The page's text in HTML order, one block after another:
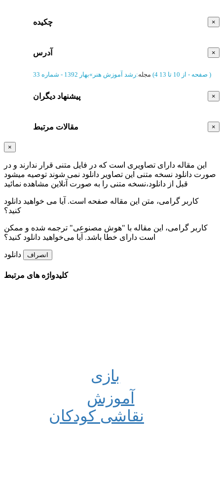
× چکیده
× آدرس
مجله:رشد آموزش هنر »بهار 1392 - شماره 33 (‎4 صفحه - )
× پیشنهاد دیگران
× مقالات مرتبط
×
این مقاله دارای تصاویری است که در فایل متنی قرار ندارند و در
صورت دانلود نسخه متنی این تصاویر دانلود نمی شوند توصیه میشود
قبل از دانلود،نسخه متنی را به صورت آنلاین مشاهده نمائید
کاربر گرامی، متن این مقاله صفحه است. آیا می خواهید دانلود
کنید؟
کاربر گرامی، این مقاله با "هوش مصنوعی" ترجمه شده و ممکن
است دارای خطا باشد. آیا می‌خواهید دانلود کنید؟
دانلود انصراف
کلیدواژه های مرتبط
آموزش
بازی
نقاشی کودکان